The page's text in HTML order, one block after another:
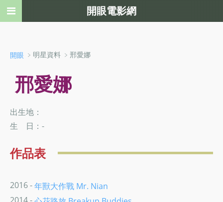
開眼 ﹥明星資料 ﹥邢愛娜
邢愛娜
出生地：
生 日：-
作品表
2016 -年獸大作戰 Mr. Nian
開眼電影網